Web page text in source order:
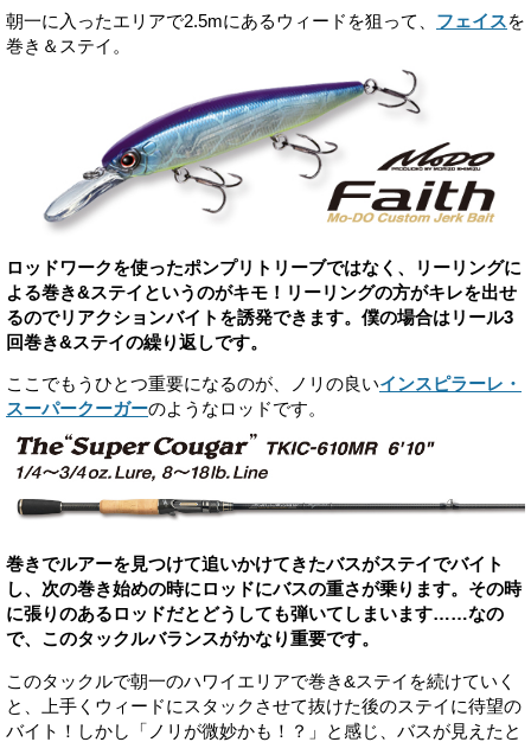
朝一に入ったエリアで2.5mにあるウィードを狙って、 フェイスを
巻き＆ステイ。
ロッドワークを使ったポンプリトリーブではなく、リーリングに
よる巻き&ステイというのがキモ！リーリングの方がキレを出せ
るのでリアクションバイトを誘発できます。僕の場合はリール3
回巻き&ステイの繰り返しです。
ここでもうひとつ重要になるのが、ノリの良いインスピラーレ・
スーパークーガーのようなロッドです。
巻きでルアーを見つけて追いかけてきたバスがステイでバイト
し、次の巻き始めの時にロッドにバスの重さが乗ります。その時
に張りのあるロッドだとどうしても弾いてしまいます……なの
で、このタックルバランスがかなり重要です。
このタックルで朝一のハワイエリアで巻き&ステイを続けていく
と、上手くウィードにスタックさせて抜けた後のステイに待望の
バイト！しかし「ノリが微妙かも！？」と感じ、バスが見えたと